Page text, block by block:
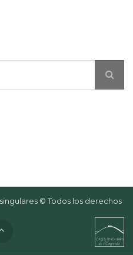
© Todos los derechos